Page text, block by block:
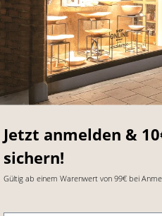
Jetzt anmelden &
sichern!
Gültig ab einem Warenwert von 99€ bei